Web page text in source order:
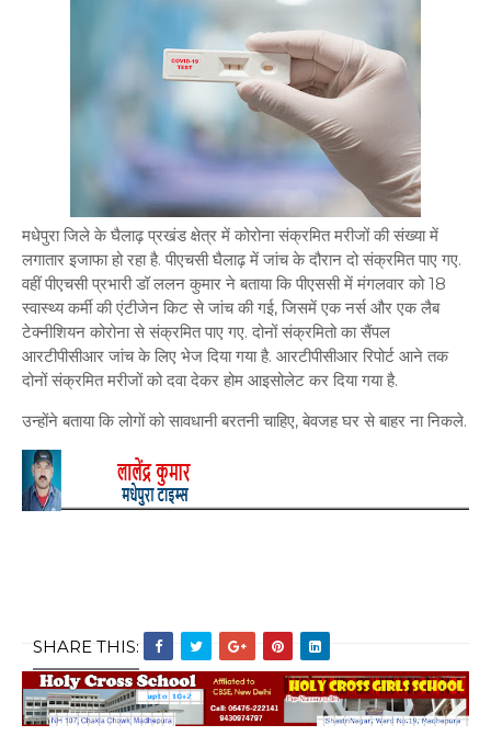
मधेपुरा जिले के घैलाढ़ प्रखंड क्षेत्र में कोरोना संक्रमित मरीजों की संख्या में
लगातार इजाफा हो रहा है. पीएचसी घैलाढ़ में जांच के दौरान दो संक्रमित पाए गए.
वहीं पीएचसी प्रभारी डॉ ललन कुमार ने बताया कि पीएससी में मंगलवार को 18
स्वास्थ्य कर्मी की एंटीजेन किट से जांच की गई, जिसमें एक नर्स और एक लैब
टेक्नीशियन कोरोना से संक्रमित पाए गए. दोनों संक्रमितो का सैंपल
आरटीपीसीआर जांच के लिए भेज दिया गया है. आरटीपीसीआर रिपोर्ट आने तक
दोनों संक्रमित मरीजों को दवा देकर होम आइसोलेट कर दिया गया है.
उन्होंने बताया कि लोगों को सावधानी बरतनी चाहिए, बेवजह घर से बाहर ना निकले.
SHARE THIS: